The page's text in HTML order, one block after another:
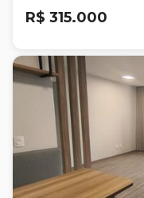
R$ 315.000